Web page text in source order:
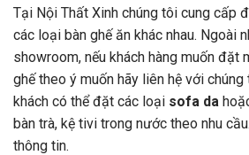
Tại Nội Thất Xinh chúng tôi cung cấp
các loại bàn ghế ăn khác nhau. Ngoài
showroom, nếu khách hàng muốn đặt
ghế theo ý muốn hãy liên hệ với
khách có thể đặt các loại sofa da
bàn trà, kệ tivi trong nước theo nhu
thông tin.